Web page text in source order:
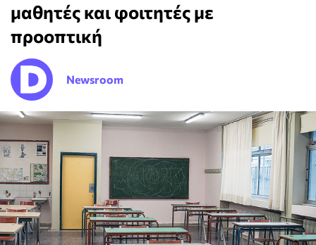
μαθητές και φοιτητές με
προοπτική
Newsroom